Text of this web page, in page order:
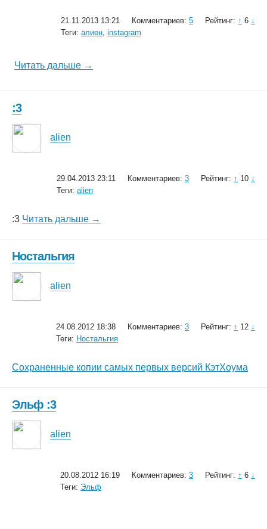
21.11.2013 13:21 Комментариев: 5 Рейтинг: ↑ 6 ↓
Теги: алиен, instagram
Читать дальше →
:3
alien
29.04.2013 23:11 Комментариев: 3 Рейтинг: ↑ 10 ↓
Теги: alien
:3 Читать дальше →
Ностальгия
alien
24.08.2012 18:38 Комментариев: 3 Рейтинг: ↑ 12 ↓
Теги: Ностальгия
Сохраненные копии самых первых версий КэтХоума
Эльф :3
alien
20.08.2012 16:19 Комментариев: 3 Рейтинг: ↑ 6 ↓
Теги: Эльф